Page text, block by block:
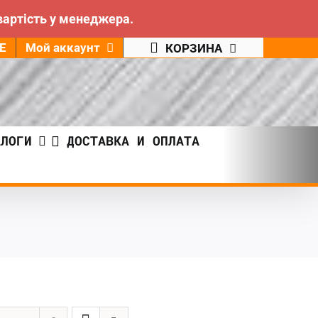
у менеджера.
Мой аккаунт КОРЗИНА
ДОСТАВКА И ОПЛАТА